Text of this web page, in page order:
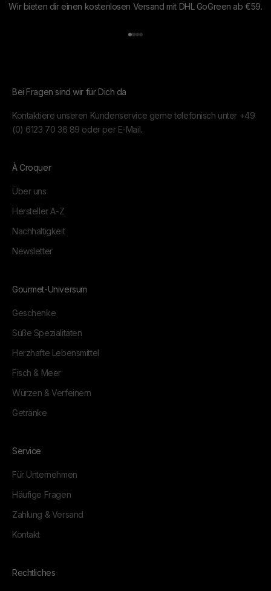
Wir bieten dir einen kostenlosen Versand mit DHL GoGreen ab €59.
Gehe zu Element 1
Gehe zu Element 2
Gehe zu Element 3
Gehe zu Element 4
Bei Fragen sind wir für Dich da
Kontaktiere unseren Kundenservice gerne telefonisch unter +49
(0) 6123 70 36 89 oder per E-Mail.
À Croquer
Über uns
Hersteller A-Z
Nachhaltigkeit
Newsletter
Gourmet-Universum
Geschenke
Süße Spezialitäten
Herzhafte Lebensmittel
Fisch & Meer
Würzen & Verfeinern
Getränke
Service
Für Unternehmen
Häufige Fragen
Zahlung & Versand
Kontakt
Rechtliches